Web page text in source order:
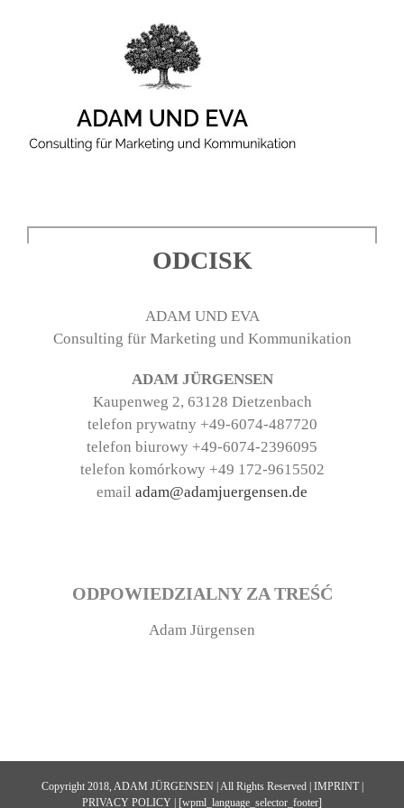
ODCISK
ADAM UND EVA
Consulting für Marketing und Kommunikation
ADAM JÜRGENSEN
Kaupenweg 2, 63128 Dietzenbach
telefon prywatny +49-6074-487720
telefon biurowy +49-6074-2396095
telefon komórkowy +49 172-9615502
email adam@adamjuergensen.de
ODPOWIEDZIALNY ZA TREŚĆ
Adam Jürgensen
Copyright 2018, ADAM JÜRGENSEN | All Rights Reserved | IMPRINT|
PRIVACY POLICY | [wpml_language_selector_footer]